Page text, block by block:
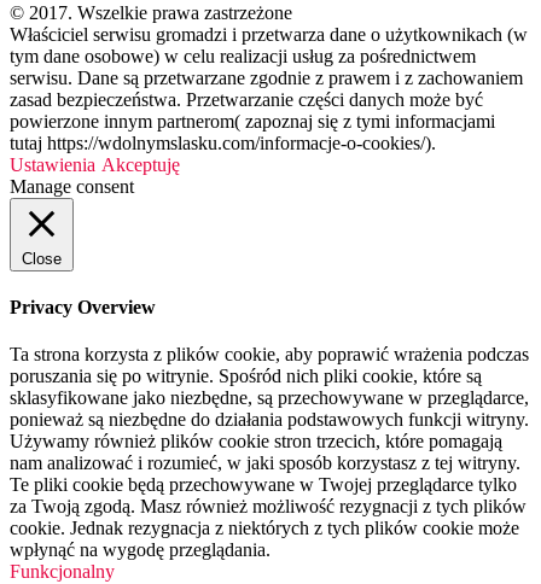
© 2017. Wszelkie prawa zastrzeżone
Właściciel serwisu gromadzi i przetwarza dane o użytkownikach (w
tym dane osobowe) w celu realizacji usług za pośrednictwem
serwisu. Dane są przetwarzane zgodnie z prawem i z zachowaniem
zasad bezpieczeństwa. Przetwarzanie części danych może być
powierzone innym partnerom( zapoznaj się z tymi informacjami
tutaj https://wdolnymslasku.com/informacje-o-cookies/).
Ustawienia Akceptuję
Manage consent
Close
Privacy Overview
Ta strona korzysta z plików cookie, aby poprawić wrażenia podczas
poruszania się po witrynie. Spośród nich pliki cookie, które są
sklasyfikowane jako niezbędne, są przechowywane w przeglądarce,
ponieważ są niezbędne do działania podstawowych funkcji witryny.
Używamy również plików cookie stron trzecich, które pomagają
nam analizować i rozumieć, w jaki sposób korzystasz z tej witryny.
Te pliki cookie będą przechowywane w Twojej przeglądarce tylko
za Twoją zgodą. Masz również możliwość rezygnacji z tych plików
cookie. Jednak rezygnacja z niektórych z tych plików cookie może
wpłynąć na wygodę przeglądania.
Funkcjonalny